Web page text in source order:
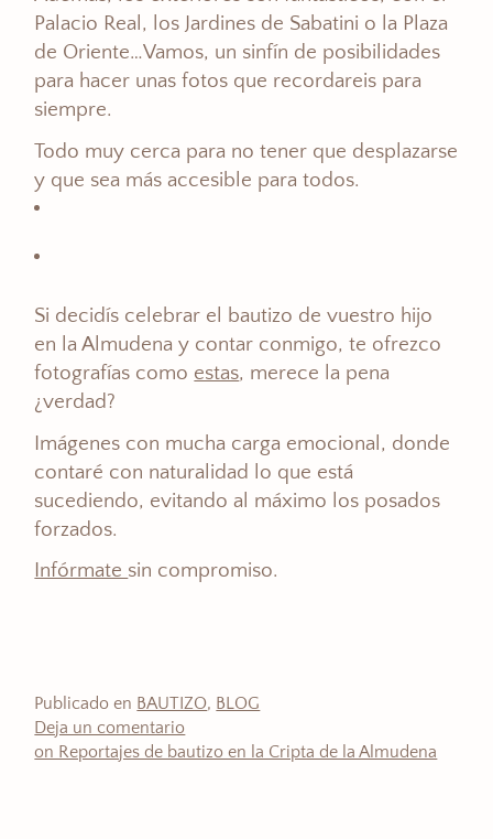
Palacio Real, los Jardines de Sabatini o la Plaza
de Oriente…Vamos, un sinfín de posibilidades
para hacer unas fotos que recordareis para
siempre.
Todo muy cerca para no tener que desplazarse
y que sea más accesible para todos.
Si decidís celebrar el bautizo de vuestro hijo
en la Almudena y contar conmigo, te ofrezco
fotografías como estas, merece la pena
¿verdad?
Imágenes con mucha carga emocional, donde
contaré con naturalidad lo que está
sucediendo, evitando al máximo los posados
forzados.
Infórmate sin compromiso.
Publicado en BAUTIZO, BLOG
Deja un comentario
on Reportajes de bautizo en la Cripta de la Almudena